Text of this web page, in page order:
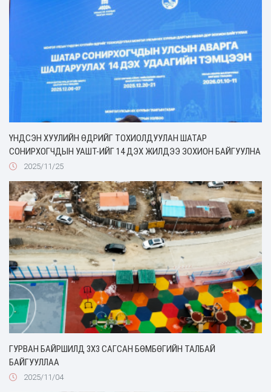
ҮНДСЭН ХУУЛИЙН ӨДРИЙГ ТОХИОЛДУУЛАН ШАТАР
СОНИРХОГЧДЫН УАШТ-ИЙГ 14 ДЭХ ЖИЛДЭЭ ЗОХИОН БАЙГУУЛНА
2025/11/25
ГУРВАН БАЙРШИЛД 3X3 САГСАН БӨМБӨГИЙН ТАЛБАЙ
БАЙГУУЛЛАА
2025/11/04